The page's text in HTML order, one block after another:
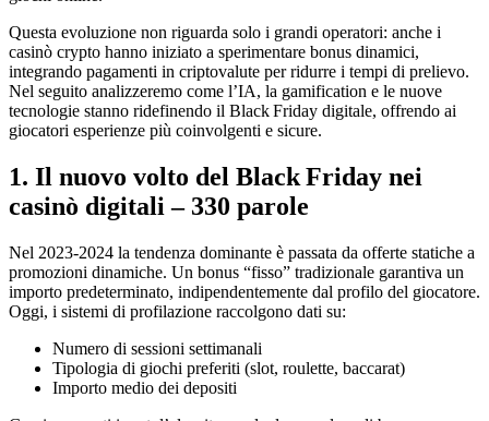
Questa evoluzione non riguarda solo i grandi operatori: anche i
casinò crypto hanno iniziato a sperimentare bonus dinamici,
integrando pagamenti in criptovalute per ridurre i tempi di prelievo.
Nel seguito analizzeremo come l’IA, la gamification e le nuove
tecnologie stanno ridefinendo il Black Friday digitale, offrendo ai
giocatori esperienze più coinvolgenti e sicure.
1. Il nuovo volto del Black Friday nei
casinò digitali – 330 parole
Nel 2023‑2024 la tendenza dominante è passata da offerte statiche a
promozioni dinamiche. Un bonus “fisso” tradizionale garantiva un
importo predeterminato, indipendentemente dal profilo del giocatore.
Oggi, i sistemi di profilazione raccolgono dati su:
Numero di sessioni settimanali
Tipologia di giochi preferiti (slot, roulette, baccarat)
Importo medio dei depositi